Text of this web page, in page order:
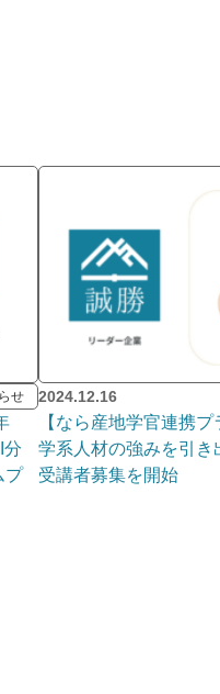
せ
分
プ
2024.12.16
【なら産地学官連携
学系人材の強みを引
受講者募集を開始